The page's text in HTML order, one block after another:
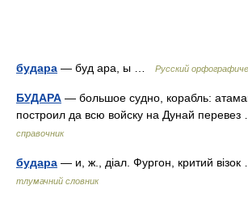
будара — буд ара, ы … Русский
БУДАРА — большое судно, корабль:
построил да всю войску на Дунай
справочник
будара — и, ж., діал. Фургон, критий
тлумачний словник